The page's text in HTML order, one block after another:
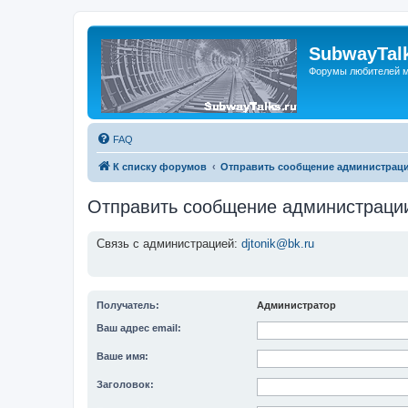
Форумы любителей
FAQ
К списку форумов Отправить сообщение
Отправить сообщение
Связь с администрацией: djtonik@bk.ru
Получатель: Администратор
Ваш адрес email:
Ваше имя:
Заголовок: